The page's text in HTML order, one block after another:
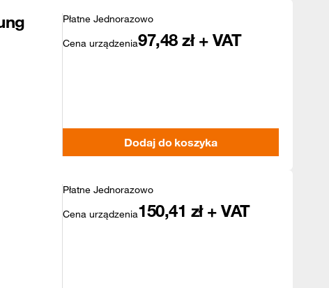
Płatne Jednorazowo
Cena urządzenia97,48 zł + VAT
Dodaj do koszyka
Płatne Jednorazowo
Cena urządzenia150,41 zł + VAT